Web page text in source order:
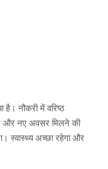
नौकरी में वरिष्ठ
और नए अवसर मिलने की
स्वास्थ्य अच्छा रहेगा और